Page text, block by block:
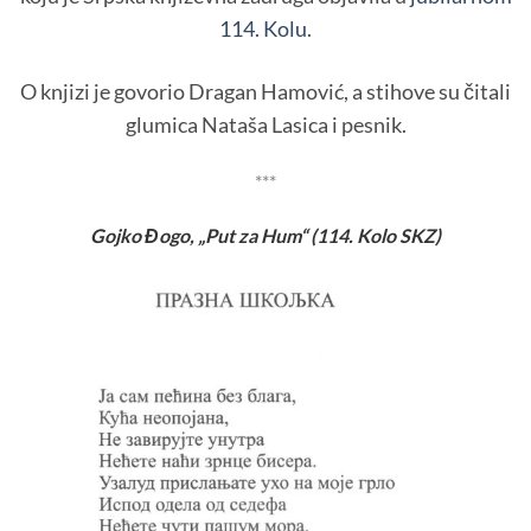
114. Kolu.
O knjizi je govorio Dragan Hamović, a stihove su čitali
glumica Nataša Lasica i pesnik.
***
Gojko Đogo, „Put za Hum“ (114. Kolo SKZ)